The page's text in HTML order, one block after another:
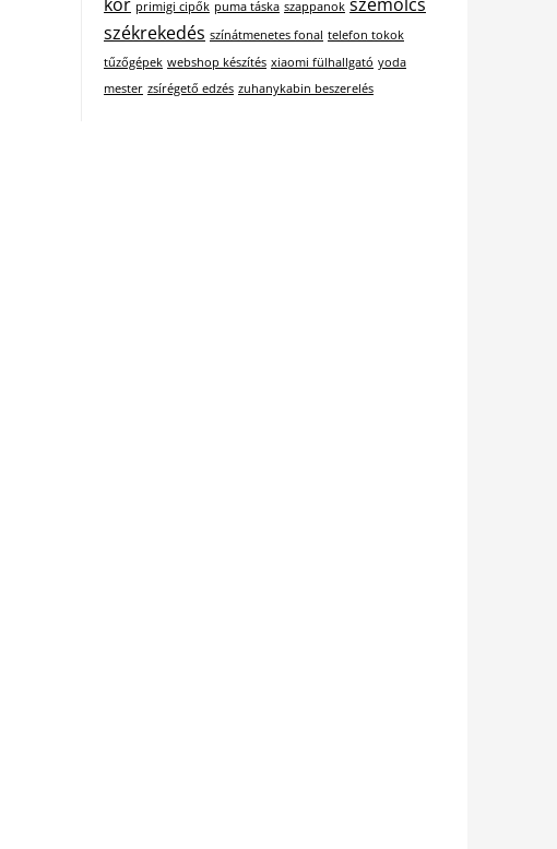
primigi cipők puma táska szappanok
székrekedés színátmenetes fonal telefon tokok
tűzőgépek webshop készítés xiaomi fülhallgató yoda
mester zsírégető edzés zuhanykabin beszerelés